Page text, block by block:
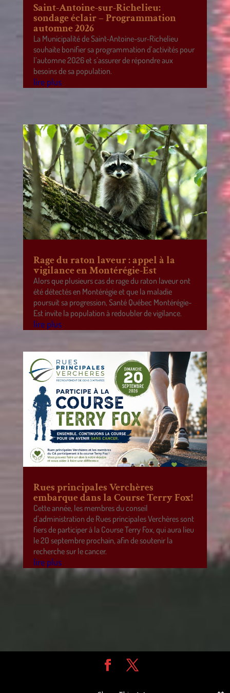
Saint-Antoine-sur-Richelieu:
sondage éclair – Programmation
automne 2026
La Municipalité de Saint-Antoine-sur-Richelieu
souhaite bonifier sa programmation d’activités pour
l’automne 2026 et s’assurer de répondre aux
besoins de sa population.
lire plus
Rage du raton laveur : appel à la
vigilance en Montérégie-Est
Alors que plusieurs cas de rage du raton laveur ont
été détectés en Montérégie et que la maladie
poursuit sa progression, Santé Québec Montérégie-
Est invite la population à redoubler de vigilance.
lire plus
Rues principales Verchères
embarque dans la Course Terry Fox!
Cette année, les membres du conseil
d’administration de Rues principales Verchères sont
fiers de participer à la Course Terry Fox, qui aura lieu
le 20 septembre prochain, afin de soutenir la
recherche sur le cancer.
lire plus